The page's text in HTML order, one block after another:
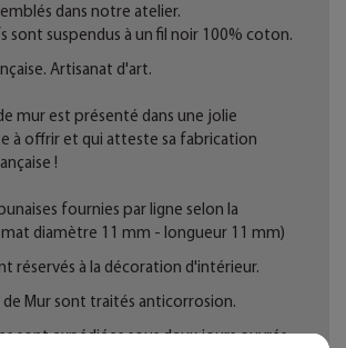
dans notre atelier.
sont suspendus à un fil noir 100% coton.
Artisanat d'art.
mur est présenté dans une jolie
à offrir et qui atteste sa fabrication
!
fournies par ligne selon la
diamètre 11 mm - longueur 11 mm)
réservés à la décoration d'intérieur.
de Mur sont traités anticorrosion.
sont expédiées sous deux jours ouvrés.